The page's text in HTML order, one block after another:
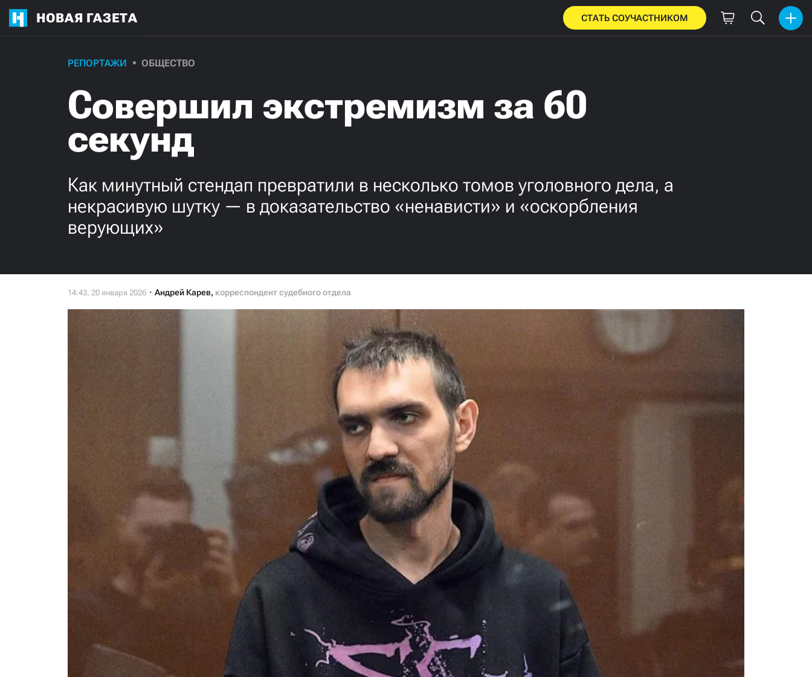
НОВАЯ ГАЗЕТА СТАТЬ СОУЧАСТНИКОМ
РЕПОРТАЖИ ОБЩЕСТВО
Совершил экстремизм за 60
секунд
Как минутный стендап превратили в несколько томов уголовного дела, а
некрасивую шутку — в доказательство «ненависти» и «оскорбления
верующих»
Андрей Карев, корреспондент судебного отдела